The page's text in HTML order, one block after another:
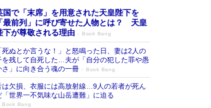
国で「末席」を用意された天皇陛下を
最前列」に呼び寄せた人物とは？ 天皇
下が尊敬される理由
Book Bang
死ぬとか言うな！」と怒鳴った日、妻は2人の
を残して自死した…夫が「自分の犯した罪や愚
さ」に向き合う魂の一冊
Book Bang
は欠損、衣服には高放射線…9人の若者が死ん
「世界一不気味な山岳遭難」に迫る
Book Bang